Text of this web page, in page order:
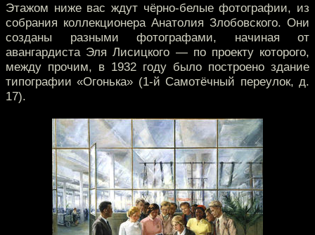
Этажом ниже вас ждут чёрно-белые фотографии, из
собрания коллекционера Анатолия Злобовского. Они
созданы разными фотографами, начиная от
авангардиста Эля Лисицкого — по проекту которого,
между прочим, в 1932 году было построено здание
типографии «Огонька» (1-й Самотёчный переулок, д.
17).